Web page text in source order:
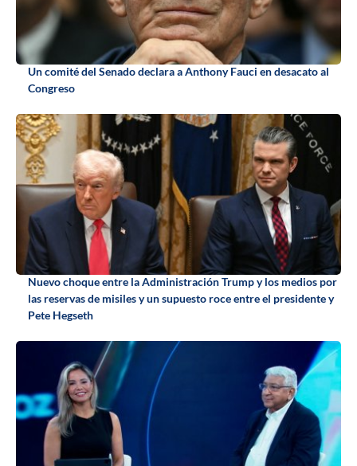
Un comité del Senado declara a Anthony Fauci en desacato al
Congreso
Nuevo choque entre la Administración Trump y los medios por
las reservas de misiles y un supuesto roce entre el presidente y
Pete Hegseth